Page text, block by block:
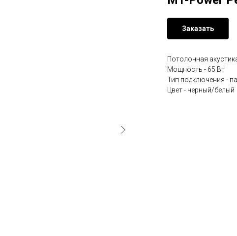
Заказать
Потолочная
Мощность - 65 Вт
Тип подключения -
Цвет - черный/белый